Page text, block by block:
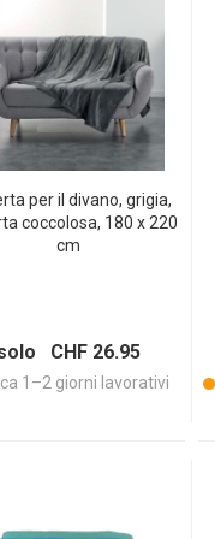
per il divano, grigia,
coccolosa, 180 x 220
cm
CHF 26.95
1–2 giorni lavorativi